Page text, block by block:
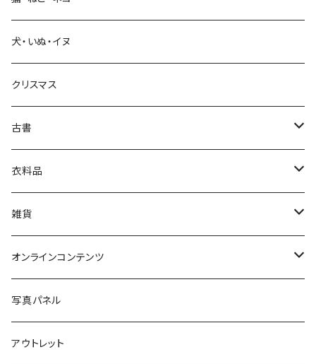
生活・暮らし
芸術・絵画・写真
絵本・児童書
娯楽・エンターテインメント
犬・いぬ・イヌ
クリスマス
古書
古書セット
美術
衣料品
POLEWARDS
Tシャツ
雑貨
バッグ
ブックカバー
マグカップ
オンラインコンテンツ
冒険クロストーク
写真パネル
アウトレット